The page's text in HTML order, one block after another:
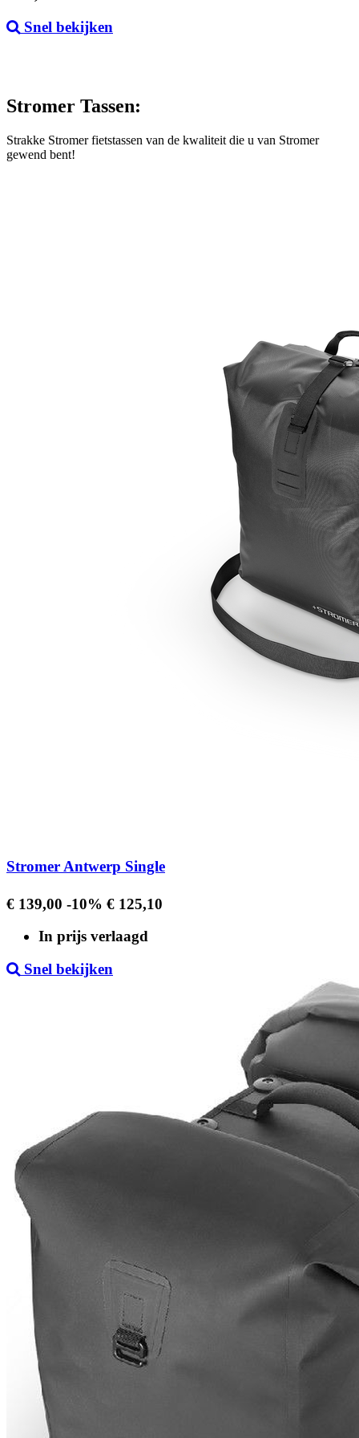
Snel bekijken
Stromer Tassen:
Strakke Stromer fietstassen van de kwaliteit die u van Stromer
gewend bent!
Stromer Antwerp Single
Regular
€ 139,00 -10% Prijs
€ 125,10
In prijs verlaagd
Snel bekijken